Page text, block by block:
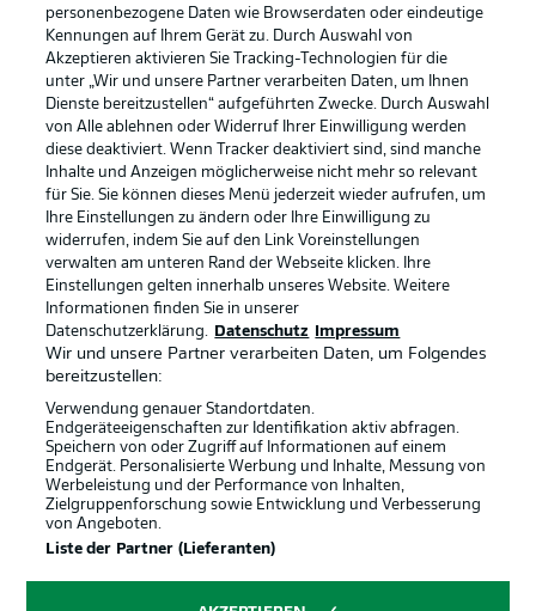
Rechtliche Hinweise Voreinstellungen verwalten
Datenschutz Nutzungsbedingungen
Kontakt Jobs
Impressum Partner
Spieler Liveticker
AGB
© 2026 Bundesliga-Gruppe GmbH
Sprachauswahl
personenbezogene Daten wie Browserdaten oder eindeutige
Kennungen auf Ihrem Gerät zu. Durch Auswahl von
Akzeptieren aktivieren Sie Tracking-Technologien für die
unter „Wir und unsere Partner verarbeiten Daten, um Ihnen
Dienste bereitzustellen“ aufgeführten Zwecke. Durch Auswahl
von Alle ablehnen oder Widerruf Ihrer Einwilligung werden
diese deaktiviert. Wenn Tracker deaktiviert sind, sind manche
Inhalte und Anzeigen möglicherweise nicht mehr so relevant
für Sie. Sie können dieses Menü jederzeit wieder aufrufen, um
Ihre Einstellungen zu ändern oder Ihre Einwilligung zu
widerrufen, indem Sie auf den Link Voreinstellungen
verwalten am unteren Rand der Webseite klicken. Ihre
Einstellungen gelten innerhalb unseres Website. Weitere
Informationen finden Sie in unserer
Datenschutzerklärung.
Datenschutz Impressum
Wir und unsere Partner verarbeiten Daten, um Folgendes
bereitzustellen:
Verwendung genauer Standortdaten.
Endgeräteeigenschaften zur Identifikation aktiv abfragen.
Speichern von oder Zugriff auf Informationen auf einem
Endgerät. Personalisierte Werbung und Inhalte, Messung von
Werbeleistung und der Performance von Inhalten,
Zielgruppenforschung sowie Entwicklung und Verbesserung
von Angeboten.
Liste der Partner (Lieferanten)